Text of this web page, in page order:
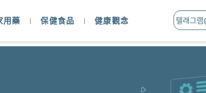
用藥 保健食品 健康觀念